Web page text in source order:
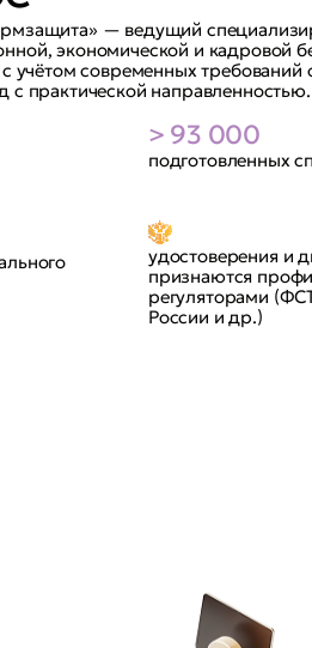
— ведущий
экономической и кадровой
учётом современных требований
с практической направленностью.
> 93 000
подготовленных
удостоверения и
признаются
регуляторами
России и др.)